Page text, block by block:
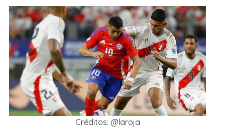
Créditos: @laroja